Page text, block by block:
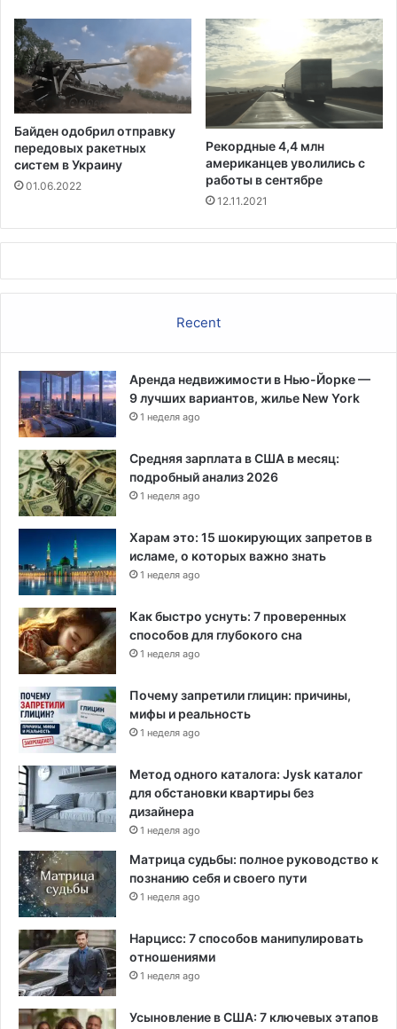
a
r
W
i
n
s
в
о
д
е
а
е
и
н
с
к
Байден одобрил отправку
передовых ракетных
систем в Украину
01.06.2022
Рекордные 4,4 млн
американцев уволились с
работы в сентябре
12.11.2021
Recent
Аренда недвижимости в Нью-Йорке —
9 лучших вариантов, жилье New York
1 неделя ago
Средняя зарплата в США в месяц:
подробный анализ 2026
1 неделя ago
Харам это: 15 шокирующих запретов в
исламе, о которых важно знать
1 неделя ago
Как быстро уснуть: 7 проверенных
способов для глубокого сна
1 неделя ago
Почему запретили глицин: причины,
мифы и реальность
1 неделя ago
Метод одного каталога: Jysk каталог
для обстановки квартиры без
дизайнера
1 неделя ago
Матрица судьбы: полное руководство к
познанию себя и своего пути
1 неделя ago
Нарцисс: 7 способов манипулировать
отношениями
1 неделя ago
Усыновление в США: 7 ключевых этапов